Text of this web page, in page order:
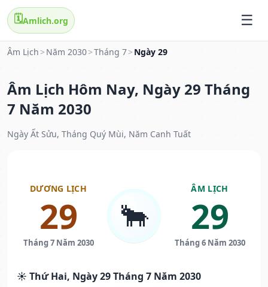
🗓️Amlich.org
Âm Lịch > Năm 2030>Tháng 7> Ngày 29
Âm Lịch Hôm Nay, Ngày 29 Tháng
7 Năm 2030
Ngày Ất Sửu, Tháng Quý Mùi, Năm Canh Tuất
DƯƠNG LỊCH
29
Tháng 7 Năm 2030
🐂
ÂM LỊCH
29
Tháng 6 Năm 2030
☀️ Thứ Hai, Ngày 29 Tháng 7 Năm 2030